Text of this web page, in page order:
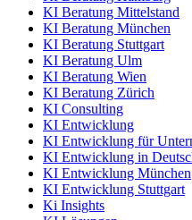
KI Beratung Mittelstand
KI Beratung München
KI Beratung Stuttgart
KI Beratung Ulm
KI Beratung Wien
KI Beratung Zürich
KI Consulting
KI Entwicklung
KI Entwicklung für
KI Entwicklung in
KI Entwicklung München
KI Entwicklung Stuttgart
Ki Insights